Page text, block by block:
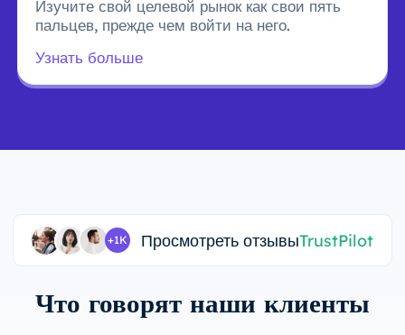
Изучите свой целевой рынок как свои пять
пальцев, прежде чем войти на него.
Узнать больше
+1K Просмотреть отзывыTrustPilot
Что говорят наши клиенты